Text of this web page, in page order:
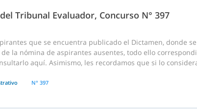
Tribunal Evaluador, Concurso N° 397
que se encuentra publicado el Dictamen, donde
la nómina de aspirantes ausentes, todo ello
aquí. Asimismo, les recordamos que si lo
N° 397